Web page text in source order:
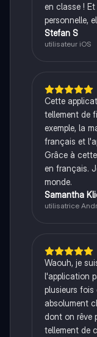
en classe !
personnelle,
Stefan S
utilisateur iOS
Cette
tellement de
exemple, la
français et
Grâce à
en français.
monde.
Samantha
utilisatrice
Waouh, je
l'application
plusieurs
absolument
dont on rêve
tellement de